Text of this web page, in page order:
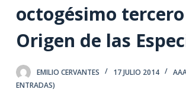
octogésimo
Origen de las
EMILIO CERVANTES 17 JULIO 2014
ENTRADAS)